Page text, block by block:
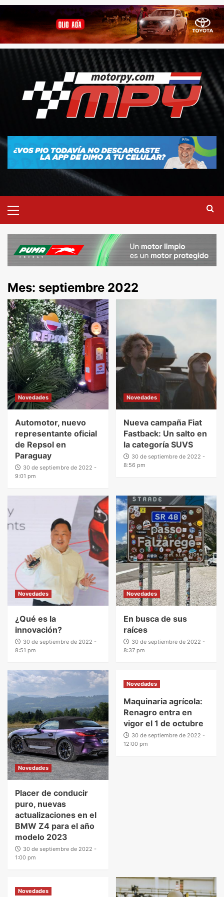
Mes: septiembre 2022
Novedades
Automotor, nuevo
representante oficial
de Repsol en
Paraguay
30 de septiembre de 2022 -
9:01 pm
Novedades
Nueva campaña Fiat
Fastback: Un salto en
la categoría SUVS
30 de septiembre de 2022 -
8:56 pm
Novedades
¿Qué es la
innovación?
30 de septiembre de 2022 -
8:51 pm
Novedades
En busca de sus
raíces
30 de septiembre de 2022 -
8:37 pm
Novedades
Placer de conducir
puro, nuevas
actualizaciones en el
BMW Z4 para el año
modelo 2023
30 de septiembre de 2022 -
1:00 pm
Novedades
Maquinaria agrícola:
Renagro entra en
vigor el 1 de octubre
30 de septiembre de 2022 -
12:00 pm
Novedades